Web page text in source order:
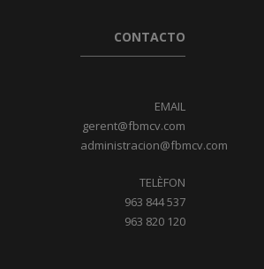
CONTACTO
EMAIL
gerent@fbmcv.com
administracion@fbmcv.com
TELÈFON
963 844 537
963 820 120